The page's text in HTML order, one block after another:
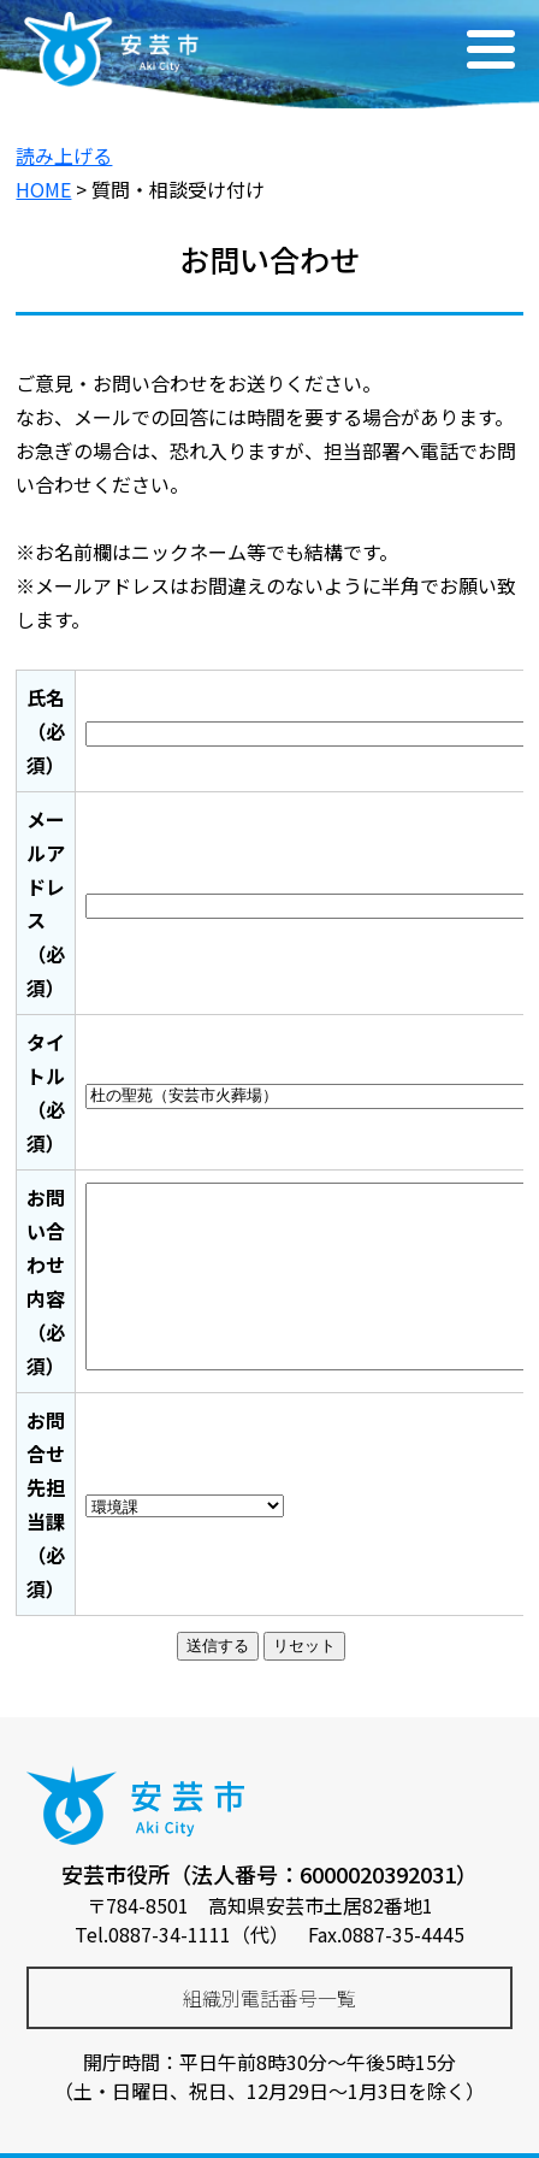
読み上げる
HOME > 質問・相談受け付け
お問い合わせ
ご意見・お問い合わせをお送りください。
なお、メールでの回答には時間を要する場合があります。
お急ぎの場合は、恐れ入りますが、担当部署へ電話でお問
い合わせください。
※お名前欄はニックネーム等でも結構です。
※メールアドレスはお間違えのないように半角でお願い致
します。
氏名
（必
須）
メー
ルア
ドレ
ス
（必
須）
タイ
トル
（必
須）
お問
い合
わせ
内容
（必
須）
お問
合せ
先担
当課
（必
須）
安芸市役所（法人番号：6000020392031）
〒784-8501 高知県安芸市土居82番地1
Tel.0887-34-1111（代） Fax.0887-35-4445
組織別電話番号一覧
開庁時間：平日午前8時30分～午後5時15分
（土・日曜日、祝日、12月29日～1月3日を除く）